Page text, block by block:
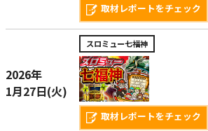
取材レポートをチェック
2026年
1月27日(火)
スロミュー七福神
取材レポートをチェック